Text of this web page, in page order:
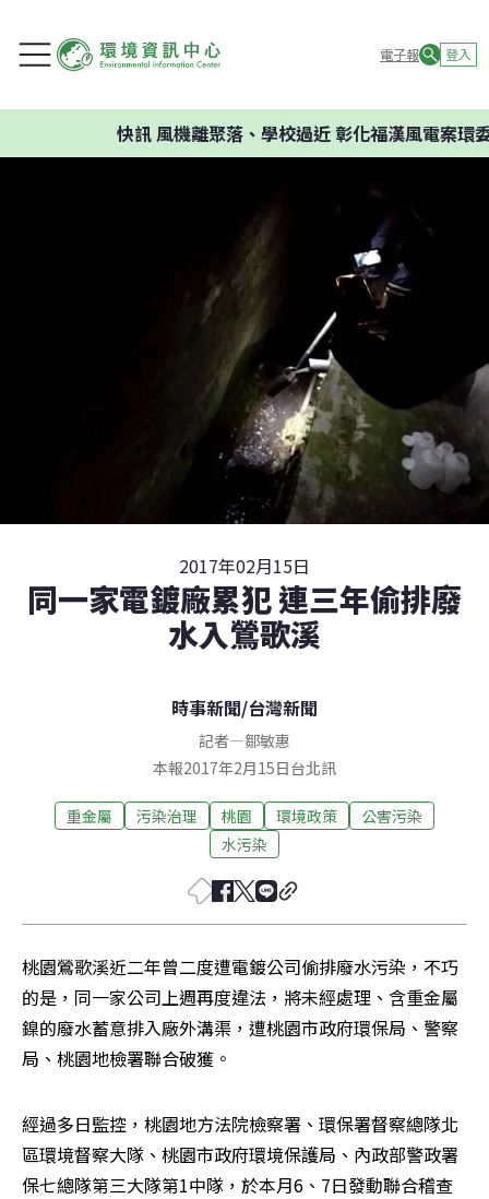
電子報 登入
風機離聚落、學校過近 彰化福漢風電案環委建
2017年02月15日
同一家電鍍廠累犯 連三年偷排廢
水入鶯歌溪
時事新聞/台灣新聞
記者—鄒敏惠
本報2017年2月15日台北訊
重金屬 污染治理 桃園 環境政策
公害污染
水污染
桃園鶯歌溪近二年曾二度遭電鍍公司偷排廢水污染，不巧
的是，同一家公司上週再度違法，將未經處理、含重金屬
鎳的廢水蓄意排入廠外溝渠，遭桃園市政府環保局、警察
局、桃園地檢署聯合破獲。
經過多日監控，桃園地方法院檢察署、環保署督察總隊北
區環境督察大隊、桃園市政府環境保護局、內政部警政署
保七總隊第三大隊第1中隊，於本月6、7日發動聯合稽查